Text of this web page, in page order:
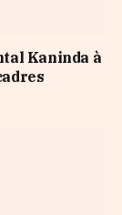
Kaninda à